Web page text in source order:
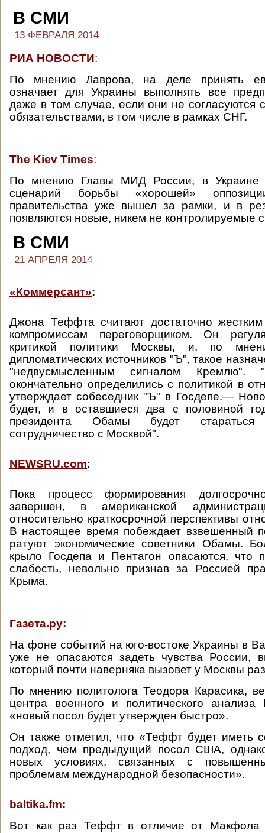
В СМИ
13 ФЕВРАЛЯ 2014
РИА НОВОСТИ:
По мнению Лаврова, на деле принять
означает для Украины выполнять все
даже в том случае, если они не
обязательствами, в том числе в рамках СНГ.
The Kiev Times:
По мнению Главы МИД России, в Украине
сценарий борьбы «хорошей»
правительства уже вышел за рамки, и в
появляются новые, никем не контролируемые
В СМИ
21 АПРЕЛЯ 2014
«Коммерсант»:
Джона Теффта считают достаточно
компромиссам переговорщиком. Он
критикой политики Москвы, и, по
дипломатических источников "Ъ", такое
"недвусмысленным сигналом
окончательно определились с политикой в
утверждает собеседник "Ъ" в Госдепе.—
будет, и в оставшиеся два с половиной
президента Обамы будет стараться
сотрудничество с Москвой".
NEWSRU.com:
Пока процесс формирования
завершен, в американской
относительно краткосрочной перспективы
В настоящее время побеждает взвешенный
ратуют экономические советники Обамы.
крыло Госдепа и Пентагон опасаются, что
слабость, невольно признав за Россией
Крыма.
Газета.ру:
На фоне событий на юго-востоке Украины в
уже не опасаются задеть чувства России,
который почти наверняка вызовет у Москвы
По мнению политолога Теодора Карасика,
центра военного и политического
«новый посол будет утвержден быстро».
Он также отметил, что «Теффт будет иметь
подход, чем предыдущий посол США,
новых условиях, связанных с
проблемам международной безопасности».
baltika.fm:
Вот как раз Теффт в отличие от Макфола